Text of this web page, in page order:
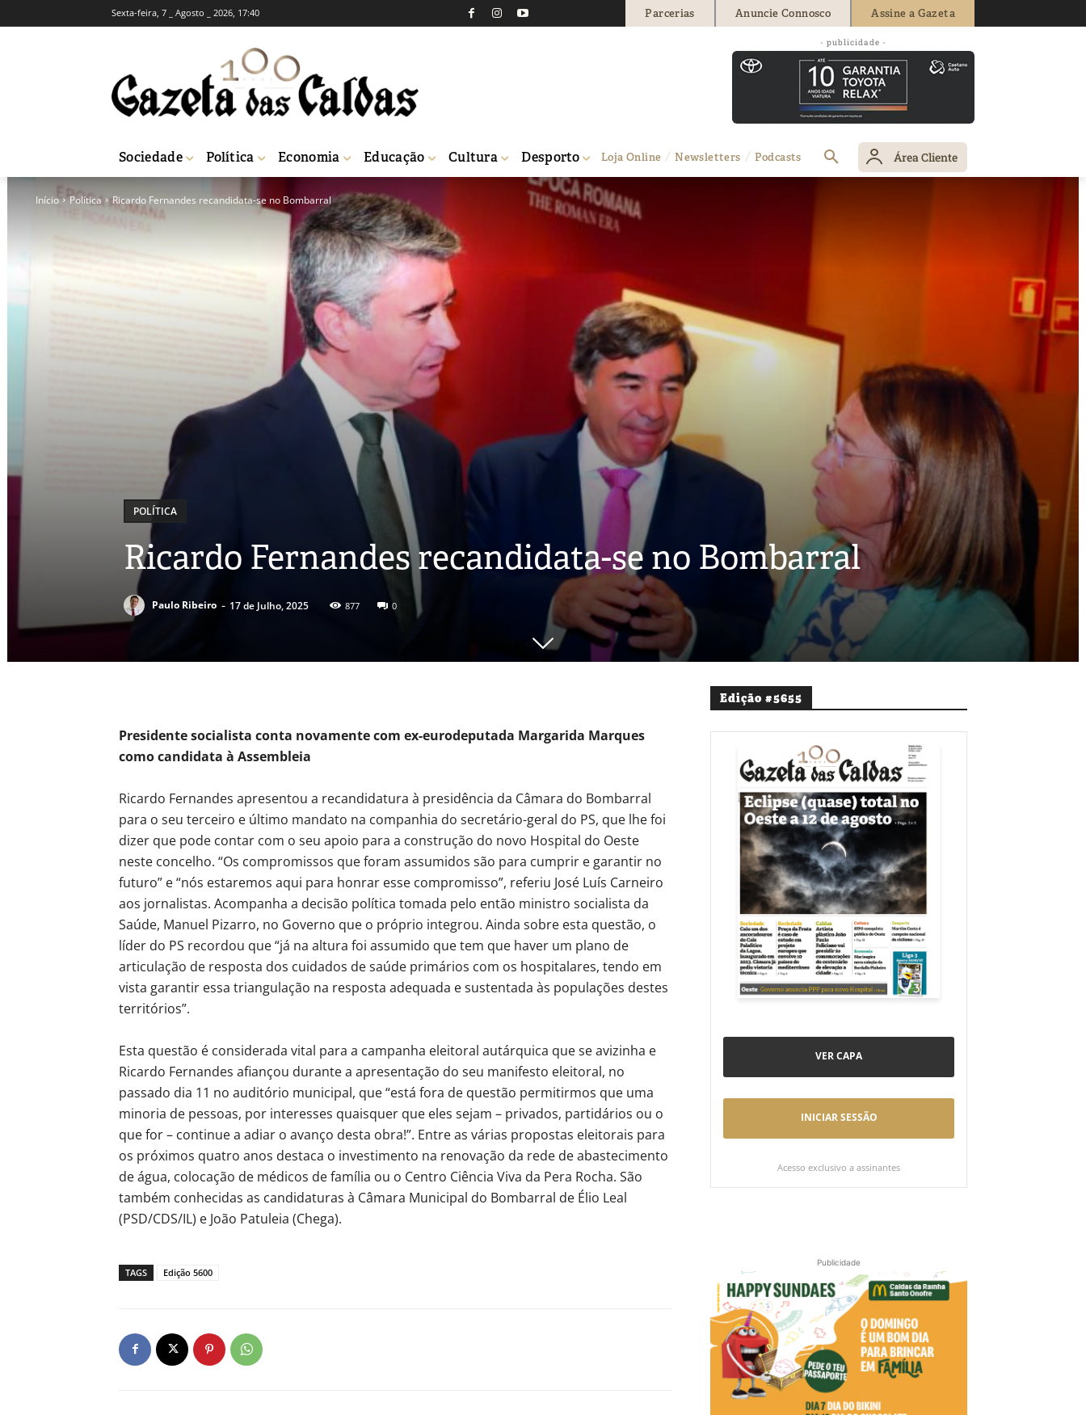
Sexta-feira, 7 _ Agosto _ 2026, 17:40 Parcerias Anuncie Connosco Assine a Gazeta
- publicidade -
Sociedade Política Economia Educação Cultura Desporto Loja Online Newsletters Podcasts Área Cliente
Início Política Ricardo Fernandes recandidata-se no Bombarral
POLÍTICA
Ricardo Fernandes recandidata-se no Bombarral
Paulo Ribeiro - 17 de Julho, 2025 877 0
Presidente socialista conta novamente com ex-eurodeputada Margarida Marques
como candidata à Assembleia
Ricardo Fernandes apresentou a recandidatura à presidência da Câmara do Bombarral
para o seu terceiro e último mandato na companhia do secretário-geral do PS, que lhe foi
dizer que pode contar com o seu apoio para a construção do novo Hospital do Oeste
neste concelho. “Os compromissos que foram assumidos são para cumprir e garantir no
futuro” e “nós estaremos aqui para honrar esse compromisso”, referiu José Luís Carneiro
aos jornalistas. Acompanha a decisão política tomada pelo então ministro socialista da
Saúde, Manuel Pizarro, no Governo que o próprio integrou. Ainda sobre esta questão, o
líder do PS recordou que “já na altura foi assumido que tem que haver um plano de
articulação de resposta dos cuidados de saúde primários com os hospitalares, tendo em
vista garantir essa triangulação na resposta adequada e sustentada às populações destes
territórios”.
Esta questão é considerada vital para a campanha eleitoral autárquica que se avizinha e
Ricardo Fernandes afiançou durante a apresentação do seu manifesto eleitoral, no
passado dia 11 no auditório municipal, que “está fora de questão permitirmos que uma
minoria de pessoas, por interesses quaisquer que eles sejam – privados, partidários ou o
que for – continue a adiar o avanço desta obra!”. Entre as várias propostas eleitorais para
os próximos quatro anos destaca o investimento na renovação da rede de abastecimento
de água, colocação de médicos de família ou o Centro Ciência Viva da Pera Rocha. São
também conhecidas as candidaturas à Câmara Municipal do Bombarral de Élio Leal
(PSD/CDS/IL) e João Patuleia (Chega).
TAGS Edição 5600
Edição #5655
VER CAPA
INICIAR SESSÃO
Acesso exclusivo a assinantes
Publicidade